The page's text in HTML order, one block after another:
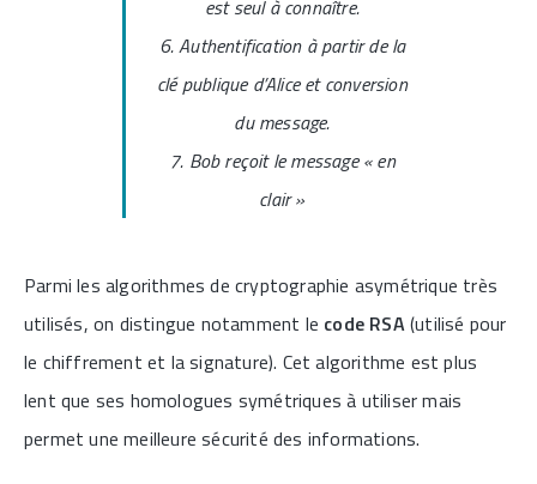
est seul à connaître.
6. Authentification à partir de la
clé publique d’Alice et conversion
du message.
7. Bob reçoit le message « en
clair »
Parmi les algorithmes de cryptographie asymétrique très
utilisés, on distingue notamment le code RSA(utilisé pour
le chiffrement et la signature). Cet algorithme est plus
lent que ses homologues symétriques à utiliser mais
permet une meilleure sécurité des informations.